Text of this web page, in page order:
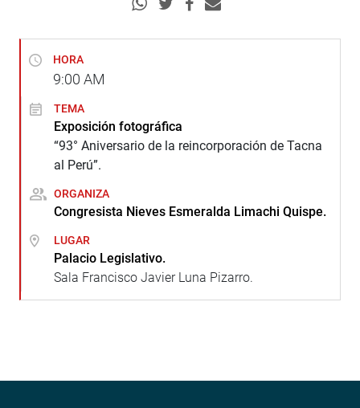
HORA
9:00 AM
TEMA
Exposición fotográfica
“93° Aniversario de la reincorporación de Tacna
al Perú”.
ORGANIZA
Congresista Nieves Esmeralda Limachi Quispe.
LUGAR
Palacio Legislativo.
Sala Francisco Javier Luna Pizarro.